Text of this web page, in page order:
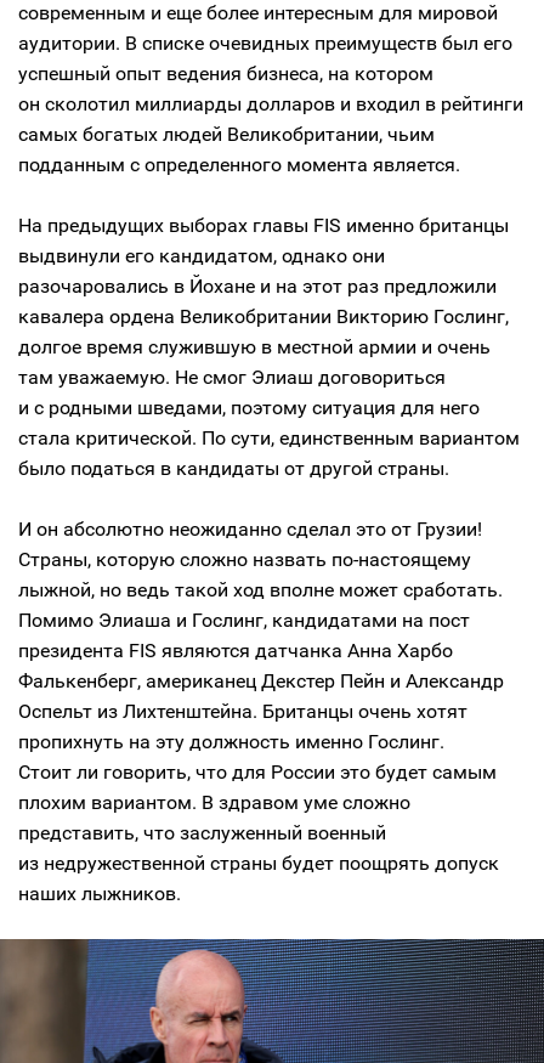
современным и еще более интересным для мировой
аудитории. В списке очевидных преимуществ был его
успешный опыт ведения бизнеса, на котором
он сколотил миллиарды долларов и входил в рейтинги
самых богатых людей Великобритании, чьим
подданным с определенного момента является.
На предыдущих выборах главы FIS именно британцы
выдвинули его кандидатом, однако они
разочаровались в Йохане и на этот раз предложили
кавалера ордена Великобритании Викторию Гослинг,
долгое время служившую в местной армии и очень
там уважаемую. Не смог Элиаш договориться
и с родными шведами, поэтому ситуация для него
стала критической. По сути, единственным вариантом
было податься в кандидаты от другой страны.
И он абсолютно неожиданно сделал это от Грузии!
Страны, которую сложно назвать по-настоящему
лыжной, но ведь такой ход вполне может сработать.
Помимо Элиаша и Гослинг, кандидатами на пост
президента FIS являются датчанка Анна Харбо
Фалькенберг, американец Декстер Пейн и Александр
Оспельт из Лихтенштейна. Британцы очень хотят
пропихнуть на эту должность именно Гослинг.
Стоит ли говорить, что для России это будет самым
плохим вариантом. В здравом уме сложно
представить, что заслуженный военный
из недружественной страны будет поощрять допуск
наших лыжников.